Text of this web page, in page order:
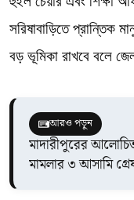
সরিষাবাড়িতে প্রান্তিক
বড় ভূমিকা রাখবে বলে
আরও পড়ুন
মাদারীপুরের
মামলার ৩ আসামি